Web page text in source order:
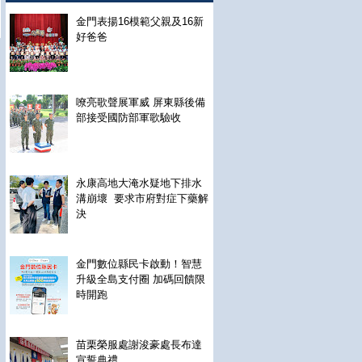
金門表揚16模範父親及16新
好爸爸
嘹亮歌聲展軍威 屏東縣後備
部接受國防部軍歌驗收
永康高地大淹水疑地下排水
溝崩壞 要求市府對症下藥解
決
金門數位縣民卡啟動！智慧
升級全島支付圈 加碼回饋限
時開跑
苗栗榮服處謝浚豪處長布達